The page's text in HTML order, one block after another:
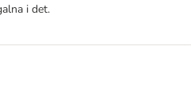
i det.